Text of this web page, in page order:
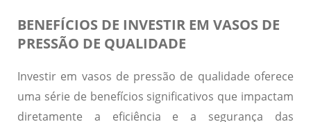
BENEFÍCIOS DE INVESTIR EM VASOS DE
PRESSÃO DE QUALIDADE
Investir em vasos de pressão de qualidade oferece
uma série de benefícios significativos que impactam
diretamente a eficiência e a segurança das